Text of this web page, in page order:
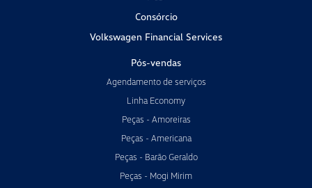
Consórcio
Volkswagen Financial Services
Pós-vendas
Agendamento de serviços
Linha Economy
Peças - Amoreiras
Peças - Americana
Peças - Barão Geraldo
Peças - Mogi Mirim